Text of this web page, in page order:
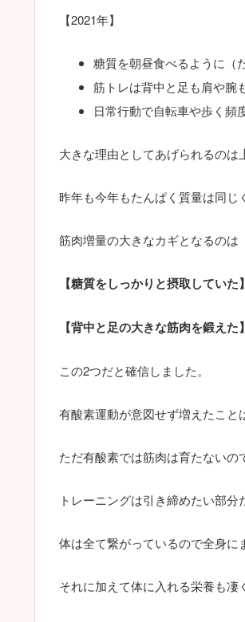
【2021年】
糖質を朝昼食べるように（
筋トレは背中と足も肩や腕
日常行動で自転車や歩く頻
大きな理由としてあげられるのは
昨年も今年もたんぱく質量は同じ
筋肉増量の大きなカギとなるのは
【糖質をしっかりと摂取していた】
【背中と足の大きな筋肉を鍛えた】
この2つだと確信しました。
有酸素運動が意図せず増えたこと
ただ有酸素では筋肉は育たないの
トレーニングは引き締めたい部分
体は全て繋がっているので全身に
それに加えて体に入れる栄養も凄